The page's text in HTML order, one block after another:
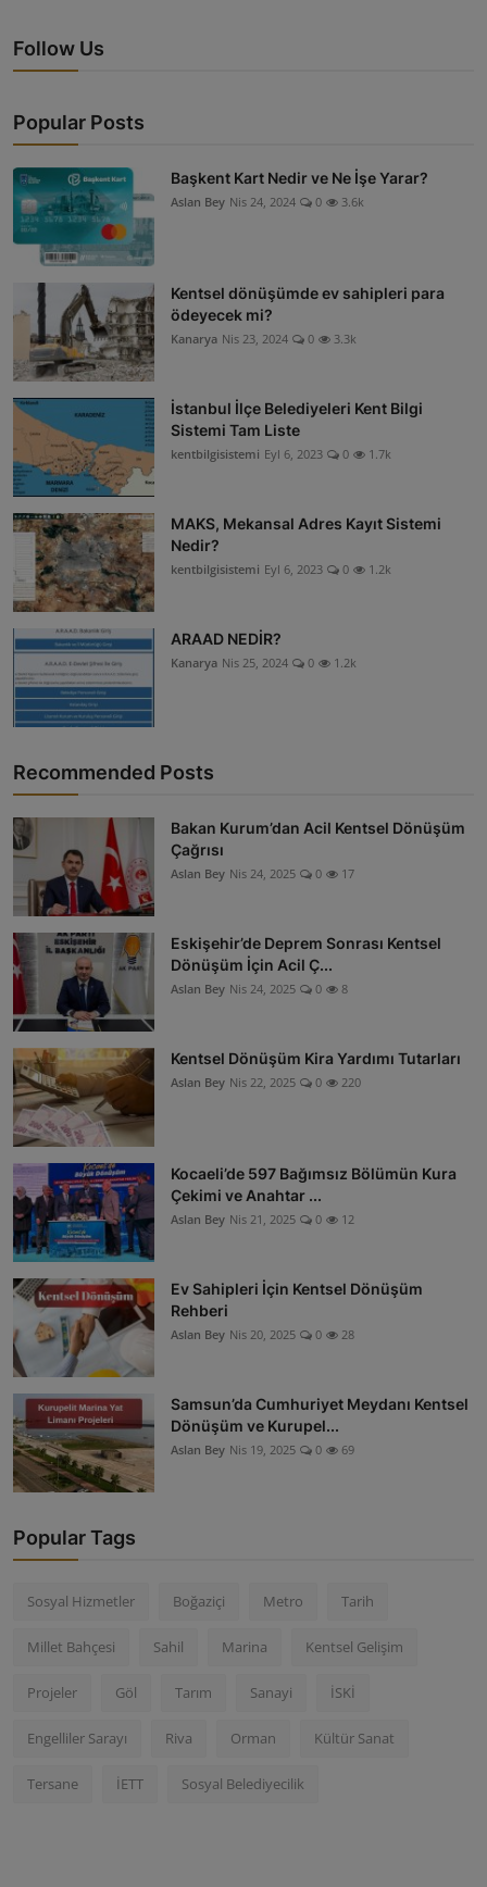
Follow Us
Popular Posts
Başkent Kart Nedir ve Ne İşe Yarar?
Aslan Bey Nis 24, 2024 0 3.6k
Kentsel dönüşümde ev sahipleri para
ödeyecek mi?
Kanarya Nis 23, 2024 0 3.3k
İstanbul İlçe Belediyeleri Kent Bilgi
Sistemi Tam Liste
kentbilgisistemi Eyl 6, 2023 0 1.7k
MAKS, Mekansal Adres Kayıt Sistemi
Nedir?
kentbilgisistemi Eyl 6, 2023 0 1.2k
ARAAD NEDİR?
Kanarya Nis 25, 2024 0 1.2k
Recommended Posts
Bakan Kurum’dan Acil Kentsel Dönüşüm
Çağrısı
Aslan Bey Nis 24, 2025 0 17
Eskişehir’de Deprem Sonrası Kentsel
Dönüşüm İçin Acil Ç...
Aslan Bey Nis 24, 2025 0 8
Kentsel Dönüşüm Kira Yardımı Tutarları
Aslan Bey Nis 22, 2025 0 220
Kocaeli’de 597 Bağımsız Bölümün Kura
Çekimi ve Anahtar ...
Aslan Bey Nis 21, 2025 0 12
Ev Sahipleri İçin Kentsel Dönüşüm
Rehberi
Aslan Bey Nis 20, 2025 0 28
Samsun’da Cumhuriyet Meydanı Kentsel
Dönüşüm ve Kurupel...
Aslan Bey Nis 19, 2025 0 69
Popular Tags
Sosyal Hizmetler Boğaziçi Metro Tarih
Millet Bahçesi Sahil Marina Kentsel Gelişim
Projeler Göl Tarım Sanayi İSKİ
Engelliler Sarayı Riva Orman Kültür Sanat
Tersane İETT Sosyal Belediyecilik